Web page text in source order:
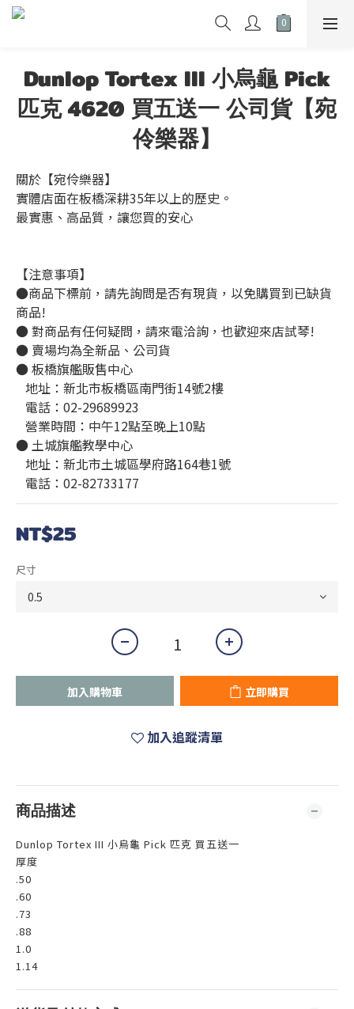
Dunlop Tortex III 小烏龜 Pick
匹克 4620 買五送一 公司貨【宛
伶樂器】
關於【宛伶樂器】
實體店面在板橋深耕35年以上的歷史。
最實惠、高品質，讓您買的安心
【注意事項】
●商品下標前，請先詢問是否有現貨，以免購買到已缺貨
商品!
● 對商品有任何疑問，請來電洽詢，也歡迎來店試琴!
● 賣場均為全新品、公司貨
● 板橋旗艦販售中心
   地址：新北市板橋區南門街14號2樓
   電話：02-29689923
   營業時間：中午12點至晚上10點
● 土城旗艦教學中心
   地址：新北市土城區學府路164巷1號
   電話：02-82733177
NT$25
尺寸
加入購物車 立即購買
加入追蹤清單
商品描述
Dunlop Tortex III 小烏龜 Pick 匹克 買五送一
厚度
.50
.60
.73
.88
1.0
1.14